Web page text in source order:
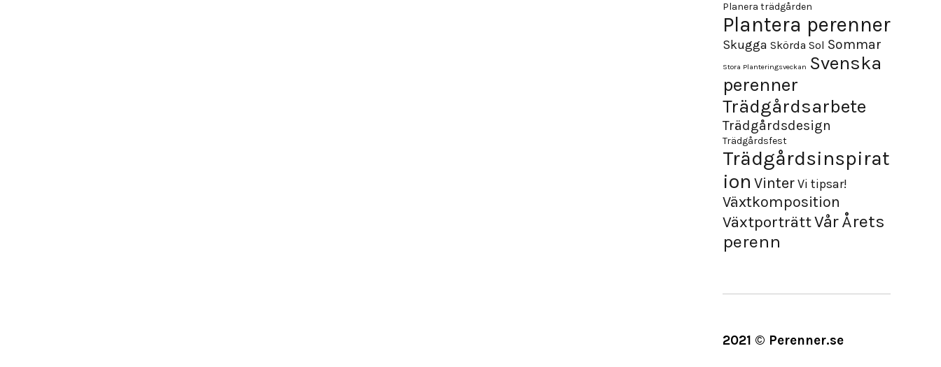
Planera trädgården
Plantera perenner
Skugga Skörda Sol Sommar
Stora Planteringsveckan Svenska
perenner
Trädgårdsarbete
Trädgårdsdesign
Trädgårdsfest
Trädgårdsinspirat
ion VinterVi tipsar!
Växtkomposition
VäxtporträttVårÅrets
perenn
2021 © Perenner.se